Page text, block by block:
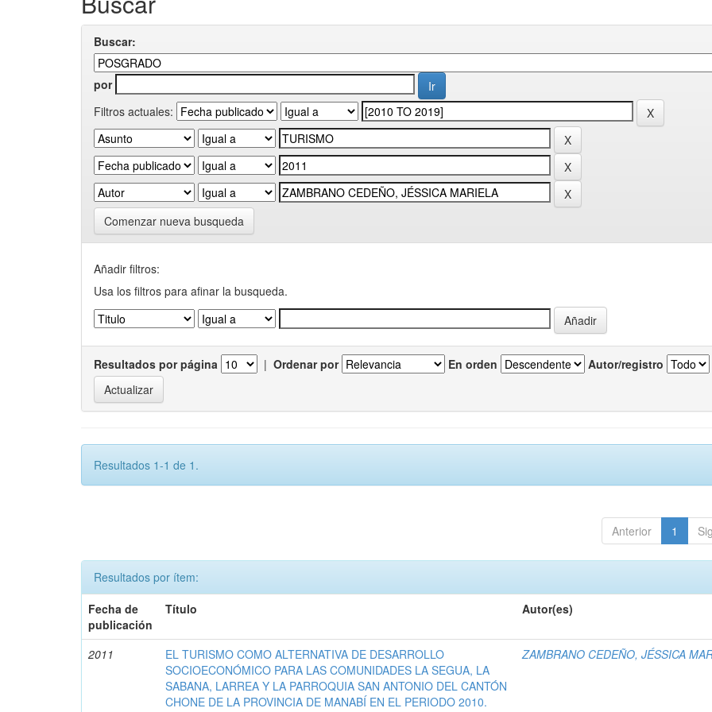
Buscar:
por
Filtros actuales:
Comenzar nueva busqueda
Añadir filtros:
Usa los filtros para afinar la busqueda.
Resultados por página | Ordenar por En orden Autor/registro
Resultados 1-1 de 1.
Anterior 1
Resultados por ítem:
Fecha de
publicación
Título Autor(es)
2011
EL TURISMO COMO ALTERNATIVA DE DESARROLLO
SOCIOECONÓMICO PARA LAS COMUNIDADES LA SEGUA, LA
SABANA, LARREA Y LA PARROQUIA SAN ANTONIO DEL CANTÓN
CHONE DE LA PROVINCIA DE MANABÍ EN EL PERIODO 2010.
ZAMBRANO CEDEÑO, JÉSSICA